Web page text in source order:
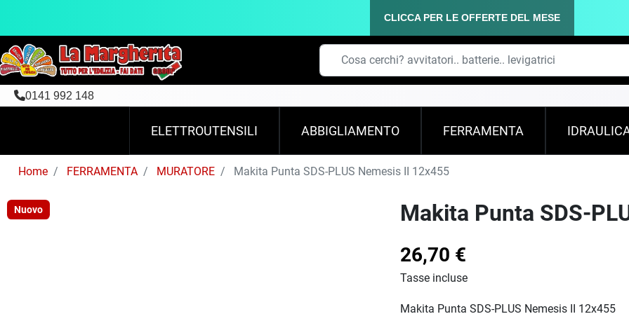
CLICCA PER LE OFFERTE DEL MESE
0141 992 148
ELETTROUTENSILI ABBIGLIAMENTO FERRAMENTA
Home FERRAMENTA MURATORE Makita Punta SDS-PLUS Nemesis II 12x455
Nuovo Makita Punta SDS-
26,70 €
Tasse incluse
Makita Punta SDS-PLUS Nemesis II 12x455